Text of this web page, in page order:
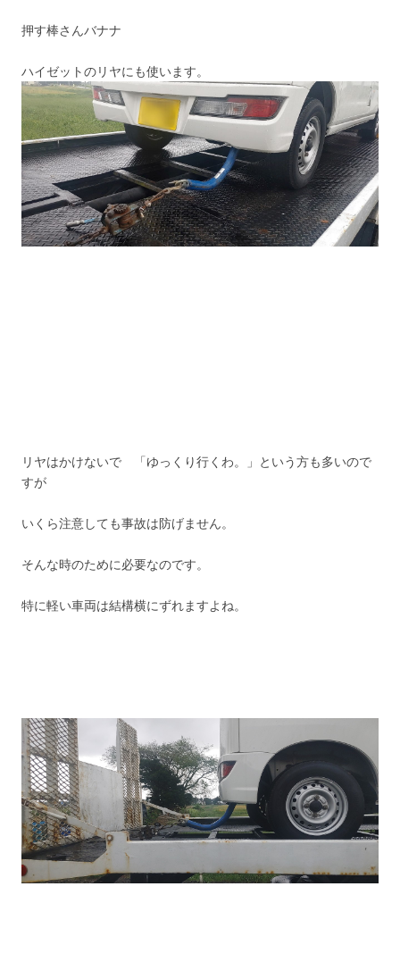
押す棒さんバナナ
ハイゼットのリヤにも使います。
リヤはかけないで 「ゆっくり行くわ。」という方も多いので
すが
いくら注意しても事故は防げません。
そんな時のために必要なのです。
特に軽い車両は結構横にずれますよね。